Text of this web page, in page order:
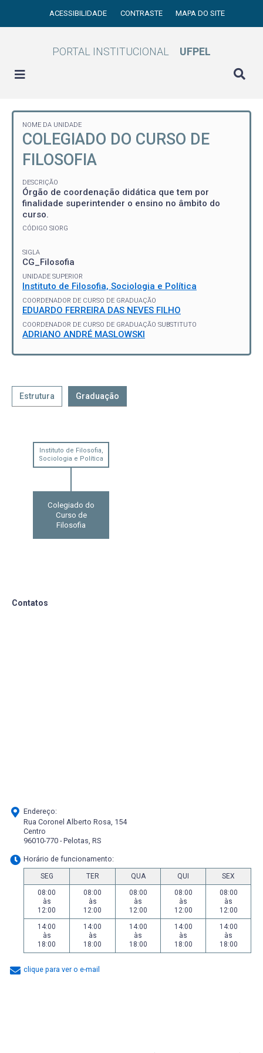
ACESSIBILIDADE CONTRASTE MAPA DO SITE
PORTAL INSTITUCIONAL UFPEL
NOME DA UNIDADE
COLEGIADO DO CURSO DE
FILOSOFIA
DESCRIÇÃO
Órgão de coordenação didática que tem por
finalidade superintender o ensino no âmbito do
curso.
CÓDIGO SIORG
SIGLA
CG_Filosofia
UNIDADE SUPERIOR
Instituto de Filosofia, Sociologia e Política
COORDENADOR DE CURSO DE GRADUAÇÃO
EDUARDO FERREIRA DAS NEVES FILHO
COORDENADOR DE CURSO DE GRADUAÇÃO SUBSTITUTO
ADRIANO ANDRÉ MASLOWSKI
Estrutura Graduação
Instituto de Filosofia,
Sociologia e Política
Colegiado do
Curso de
Filosofia
Contatos
Endereço:
Rua Coronel Alberto Rosa, 154
Centro
96010-770 - Pelotas, RS
Horário de funcionamento:
SEG TER QUA QUI
SEX
08:00
às
12:00
08:00
às
12:00
08:00
às
12:00
08:00
às
12:00
08:00
às
12:00
14:00
às
18:00
14:00
às
18:00
14:00
às
18:00
14:00
às
18:00
14:00
às
18:00
clique para ver o e-mail